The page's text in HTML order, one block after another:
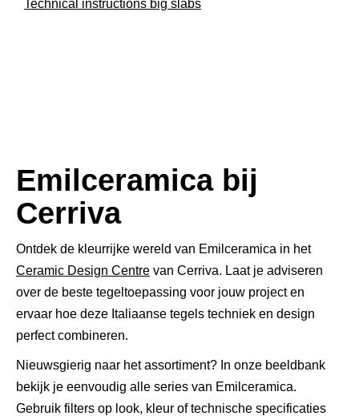
Technical instructions big slabs
Emilceramica bij
Cerriva
Ontdek de kleurrijke wereld van Emilceramica in het
Ceramic Design Centre van Cerriva. Laat je adviseren
over de beste tegeltoepassing voor jouw project en
ervaar hoe deze Italiaanse tegels techniek en design
perfect combineren.
Nieuwsgierig naar het assortiment? In onze beeldbank
bekijk je eenvoudig alle series van Emilceramica.
Gebruik filters op look, kleur of technische specificaties